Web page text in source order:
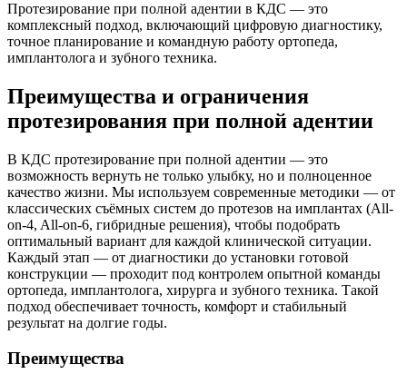
Протезирование при полной адентии в КДС — это
комплексный подход, включающий цифровую диагностику,
точное планирование и командную работу ортопеда,
имплантолога и зубного техника.
Преимущества и ограничения
протезирования при полной адентии
В КДС протезирование при полной адентии — это
возможность вернуть не только улыбку, но и полноценное
качество жизни. Мы используем современные методики — от
классических съёмных систем до протезов на имплантах (All-
on-4, All-on-6, гибридные решения), чтобы подобрать
оптимальный вариант для каждой клинической ситуации.
Каждый этап — от диагностики до установки готовой
конструкции — проходит под контролем опытной команды
ортопеда, имплантолога, хирурга и зубного техника. Такой
подход обеспечивает точность, комфорт и стабильный
результат на долгие годы.
Преимущества